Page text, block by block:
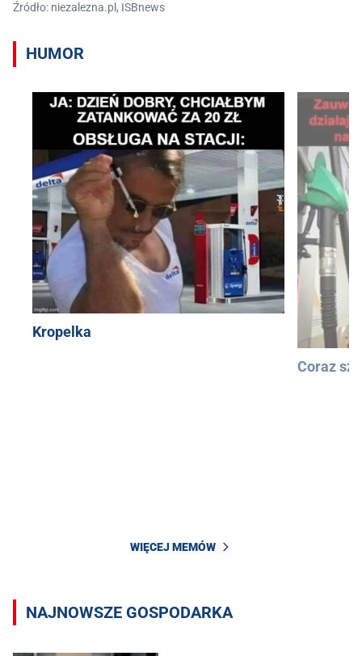
Źródło: niezalezna.pl, ISBnews
HUMOR
Kropelka
Coraz
WIĘCEJ MEMÓW
NAJNOWSZE GOSPODARKA